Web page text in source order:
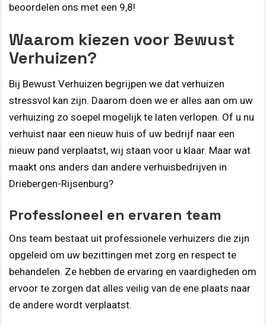
beoordelen ons met een 9,8!
Waarom kiezen voor Bewust
Verhuizen?
Bij Bewust Verhuizen begrijpen we dat verhuizen
stressvol kan zijn. Daarom doen we er alles aan om uw
verhuizing zo soepel mogelijk te laten verlopen. Of u nu
verhuist naar een nieuw huis of uw bedrijf naar een
nieuw pand verplaatst, wij staan voor u klaar. Maar wat
maakt ons anders dan andere verhuisbedrijven in
Driebergen-Rijsenburg?
Professioneel en ervaren team
Ons team bestaat uit professionele verhuizers die zijn
opgeleid om uw bezittingen met zorg en respect te
behandelen. Ze hebben de ervaring en vaardigheden om
ervoor te zorgen dat alles veilig van de ene plaats naar
de andere wordt verplaatst.